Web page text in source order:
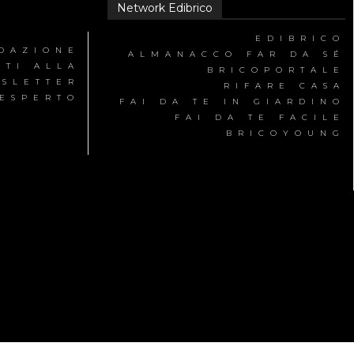
ALLA
Network Edibrico
EDIBRICO
ALMANACCO FAR DA SÉ
BRICOPORTALE
RIFARE CASA
FAI DA TE IN GIARDINO
FAI DA TE FACILE
BRICOYOUNG